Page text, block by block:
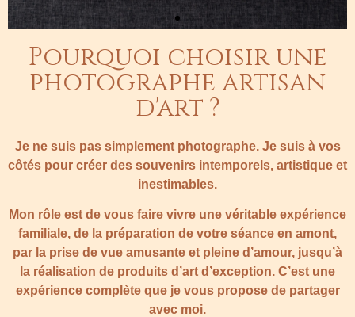
Pourquoi choisir une
photographe artisan
d'art ?
Je ne suis pas simplement photographe. Je suis à vos
côtés pour créer des souvenirs intemporels, artistique et
inestimables.
Mon rôle est de vous faire vivre une véritable expérience
familiale, de la préparation de votre séance en amont,
par la prise de vue amusante et pleine d’amour, jusqu’à
la réalisation de produits d’art d’exception. C’est une
expérience complète que je vous propose de partager
avec moi.